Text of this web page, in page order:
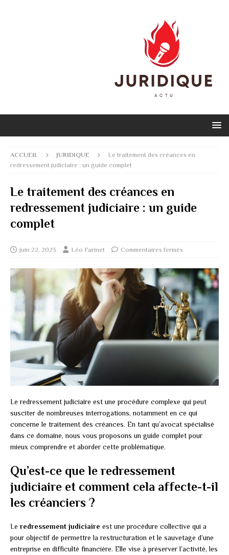
ACCUEIL JURIDIQUE
Le traitement des créances en
redressement judiciaire : un guide complet
Le traitement des créances en
redressement judiciaire : un guide
complet
juin 22, 2023 Léo Farinet Commentaires fermés
Le redressement judiciaire est une procédure complexe qui peut
susciter de nombreuses interrogations, notamment en ce qui
concerne le traitement des créances. En tant qu’avocat spécialisé
dans ce domaine, nous vous proposons un guide complet pour
mieux comprendre et aborder cette problématique.
Qu’est-ce que le redressement
judiciaire et comment cela affecte-t-il
les créanciers ?
Le redressement judiciaire est une procédure collective qui a
pour objectif de permettre la restructuration et le sauvetage d’une
entreprise en difficulté financière. Elle vise à préserver l’activité, les